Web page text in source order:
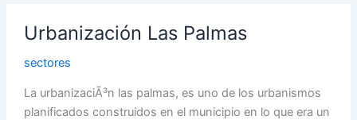
Urbanización Las Palmas
sectores
La urbanizaciÃ³n las palmas, es uno de los urbanismos
planificados construidos en el municipio en lo que era un
Las